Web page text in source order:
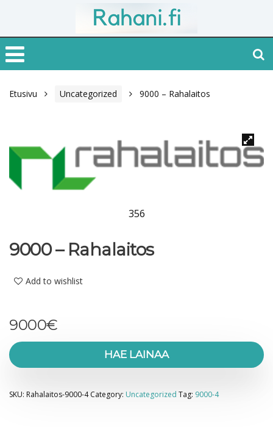
Etusivu Uncategorized 9000 – Rahalaitos
356
9000 – Rahalaitos
Add to wishlist
9000€
HAE LAINAA
SKU: Rahalaitos-9000-4 Category: Uncategorized Tag: 9000-4